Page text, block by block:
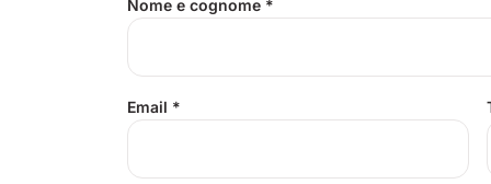
Nome e cognome *
Email *